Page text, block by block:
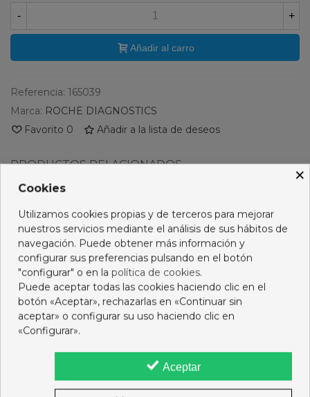
- +
Añadir al carro
Referencia: 165039
Marca: ROCHE DIAGNOSTICS
Favorito 0 Añadir a la lista de deseos
PRODUCTOS RELACIONADOS
No hay artículos
Descripción
Opiniones
×
Cookies
Utilizamos cookies propias y de terceros para mejorar
nuestros servicios mediante el análisis de sus hábitos de
navegación. Puede obtener más información y
configurar sus preferencias pulsando en el botón
"configurar" o en la política de cookies.
Puede aceptar todas las cookies haciendo clic en el
botón «Aceptar», rechazarlas en «Continuar sin
aceptar» o configurar su uso haciendo clic en
«Configurar».
Aceptar